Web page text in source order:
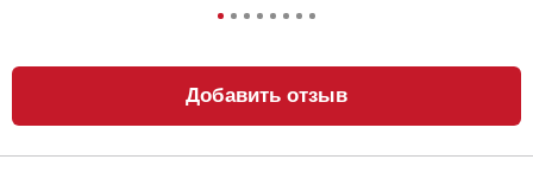
Добавить отзыв